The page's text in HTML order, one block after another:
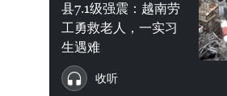
县7.1级强震：越南劳
工勇救老人，一实习
生遇难
收听